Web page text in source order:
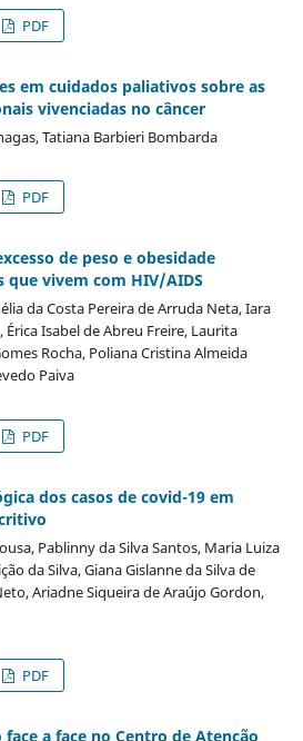
PDF
em cuidados paliativos sobre as
vivenciadas no câncer
Tatiana Barbieri Bombarda
PDF
de peso e obesidade
que vivem com HIV/AIDS
da Costa Pereira de Arruda Neta, Iara
Isabel de Abreu Freire, Laurita
Rocha, Poliana Cristina Almeida
Paiva
PDF
dos casos de covid-19 em
Pablinny da Silva Santos, Maria Luiza
da Silva, Giana Gislanne da Silva de
Ariadne Siqueira de Araújo Gordon,
PDF
a face no Centro de Atenção